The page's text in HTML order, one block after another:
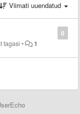
Viimati uuendatud
0
tagasi • 1